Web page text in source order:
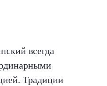
всегда
Традиции